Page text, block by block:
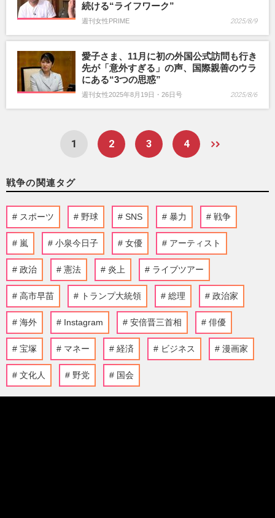
続ける“ライフワーク”
週刊女性PRIME 2025/8/9
愛子さま、11月に初の外国公式訪問も行き
先が「意外すぎる」の声、国際親善のウラ
にある“3つの思惑”
週刊女性2025年8月19日・26日号 2025/8/6
1 2 3 4
戦争の関連タグ
スポーツ 野球 SNS 暴力 戦争
嵐 小泉今日子 女優 アーティスト
政治 憲法 炎上 ライブツアー
高市早苗 トランプ大統領 総理 政治家
海外 Instagram 安倍晋三首相 俳優
宝塚 マネー 経済 ビジネス 漫画家
文化人 野党 国会